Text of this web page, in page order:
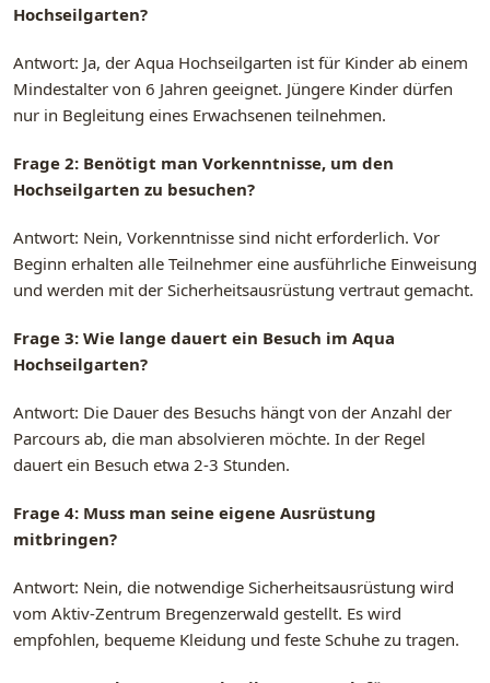
Hochseilgarten?
Antwort: Ja, der Aqua Hochseilgarten ist für Kinder ab einem
Mindestalter von 6 Jahren geeignet. Jüngere Kinder dürfen
nur in Begleitung eines Erwachsenen teilnehmen.
Frage 2: Benötigt man Vorkenntnisse, um den
Hochseilgarten zu besuchen?
Antwort: Nein, Vorkenntnisse sind nicht erforderlich. Vor
Beginn erhalten alle Teilnehmer eine ausführliche Einweisung
und werden mit der Sicherheitsausrüstung vertraut gemacht.
Frage 3: Wie lange dauert ein Besuch im Aqua
Hochseilgarten?
Antwort: Die Dauer des Besuchs hängt von der Anzahl der
Parcours ab, die man absolvieren möchte. In der Regel
dauert ein Besuch etwa 2-3 Stunden.
Frage 4: Muss man seine eigene Ausrüstung
mitbringen?
Antwort: Nein, die notwendige Sicherheitsausrüstung wird
vom Aktiv-Zentrum Bregenzerwald gestellt. Es wird
empfohlen, bequeme Kleidung und feste Schuhe zu tragen.